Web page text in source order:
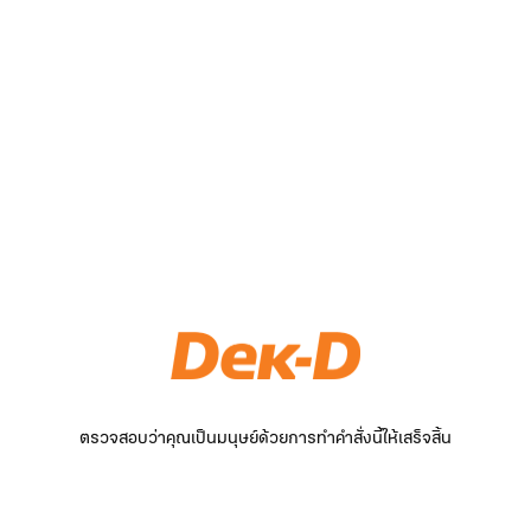
ตรวจสอบว่าคุณเป็นมนุษย์ด้วยการทำคำสั่งนี้ให้เสร็จสิ้น